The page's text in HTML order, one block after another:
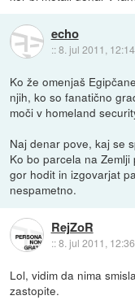
echo
::8. jul 2011, 12:14
Ko že omenjaš
njih, ko so fanatično
moči v homeland
Naj denar pove, kaj se
Ko bo parcela na
gor hodit in izgovarjat
nespametno.
RejZoR
::8. jul 2011, 12:36
Lol, vidim da nima
zastopite.